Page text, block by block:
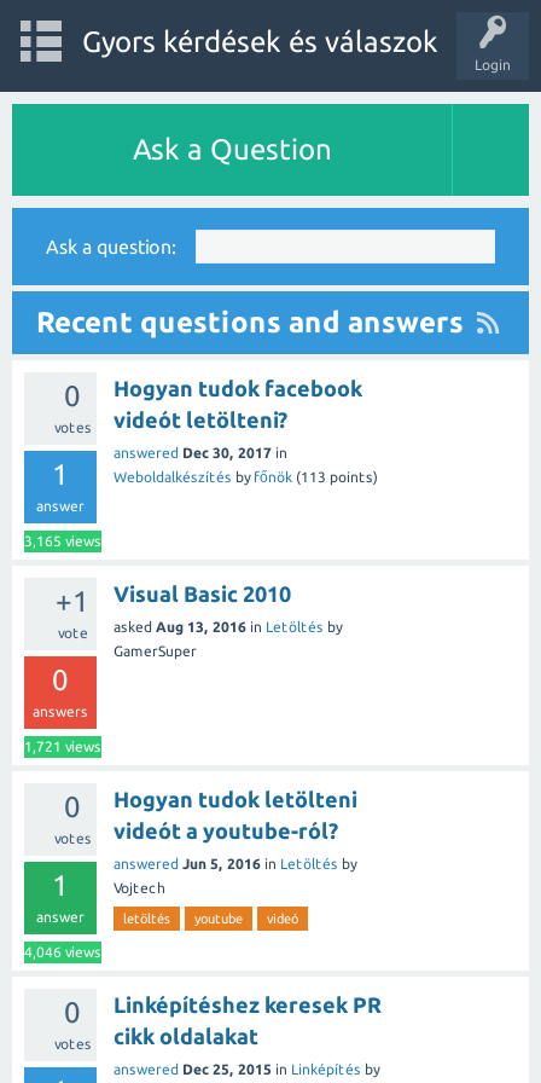
Login
Gyors kérdések és válaszok
Ask a Question
Ask a question:
Recent questions and answers
0
votes
1
answer
3,165 views
Hogyan tudok facebook
videót letölteni?
answered Dec 30, 2017 in
Weboldalkészítés by főnök (113 points)
+1
vote
0
answers
1,721 views
Visual Basic 2010
asked Aug 13, 2016 in Letöltés by
GamerSuper
0
votes
1
answer
4,046 views
Hogyan tudok letölteni
videót a youtube-ról?
answered Jun 5, 2016 in Letöltés by
Vojtech
letöltés youtube videó
0
votes
Linképítéshez keresek PR
cikk oldalakat
answered Dec 25, 2015 in Linképítés by